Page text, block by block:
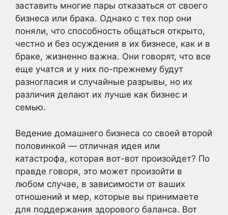
заставить многие пары отказаться от своего
бизнеса или брака. Однако с тех пор они
поняли, что способность общаться открыто,
честно и без осуждения в их бизнесе, как и в
браке, жизненно важна. Они говорят, что все
еще учатся и у них по-прежнему будут
разногласия и случайные разрывы, но их
различия делают их лучше как бизнес и
семью.
Ведение домашнего бизнеса со своей второй
половинкой — отличная идея или
катастрофа, которая вот-вот произойдет? По
правде говоря, это может произойти в
любом случае, в зависимости от ваших
отношений и мер, которые вы принимаете
для поддержания здорового баланса. Вот